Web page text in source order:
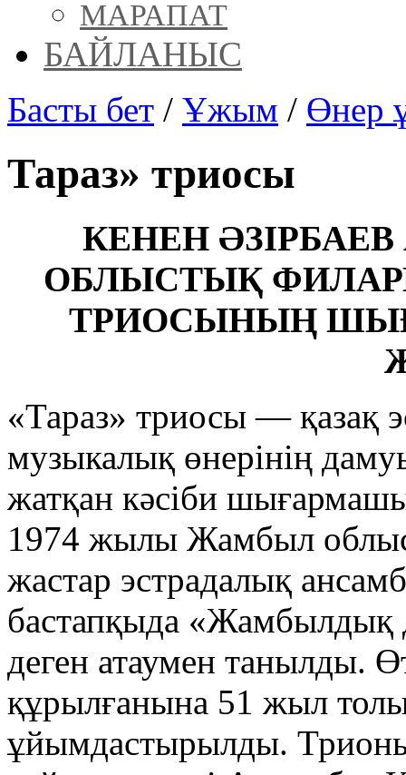
МАРАПАТ
БАЙЛАНЫС
Басты бет / Ұжым / Өнер
Тараз» триосы
КЕНЕН
ОБЛЫСТЫҚ
ТРИОСЫНЫҢ
«Тараз» триосы — қазақ
музыкалық өнерінің
жатқан кәсіби
1974 жылы Жамбыл
жастар эстрадалық
бастапқыда
деген атаумен
құрылғанына 51 жыл
ұйымдастырылды.